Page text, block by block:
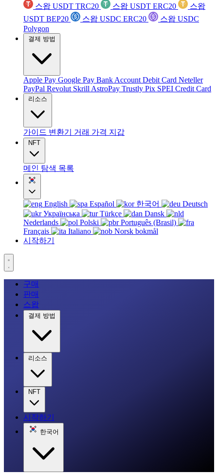
스왑 USDT TRC20
스왑 USDT ERC20
스왑
USDT BEP20
스왑 USDC ERC20
스왑 USDC
Polygon
결제 방법
Apple Pay Google Pay Bank Account Debit Card Neteller
PayPal Revolut Skrill AstroPay Trustly Pix SPEI Credit Card
리소스
가이드 변환기 거래 가격 지갑
NFT
메인 탐색 목록
English Español 한국어
Deutsch
Українська
Türkçe
Dansk
Nederlands
Polski
Português (Brasil)
Français
Italiano
Norsk bokmål
시작하기
구매
판매
스왑
결제 방법
리소스
NFT
시작하기
한국어